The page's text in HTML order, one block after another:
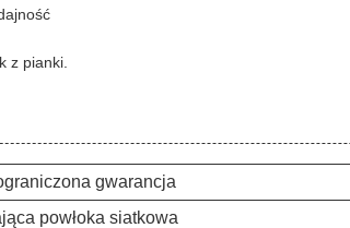
z pianki.
gwarancja
powłoka siatkowa